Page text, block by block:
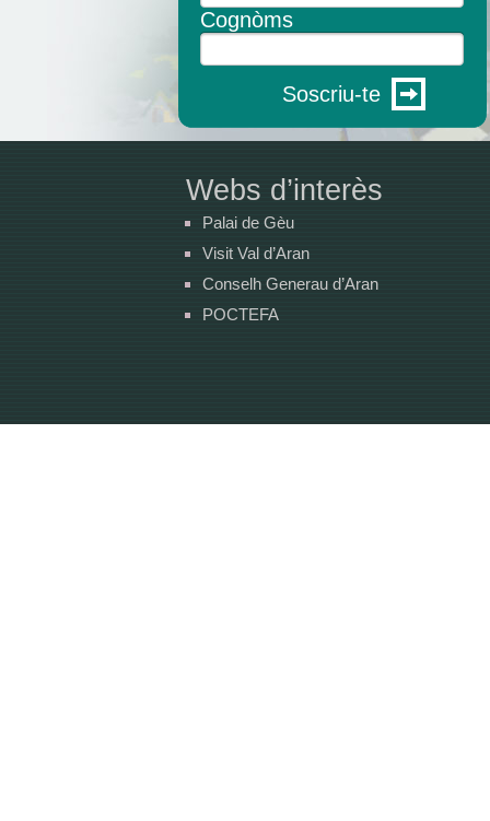
Cognòms
Soscriu-te
Webs d’interès
Palai de Gèu
Visit Val d’Aran
Conselh Generau d’Aran
POCTEFA